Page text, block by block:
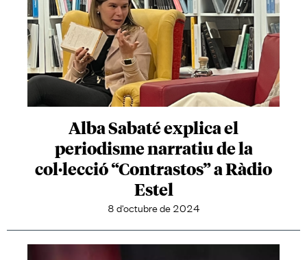
Alba Sabaté explica el
periodisme narratiu de la
col·lecció “Contrastos” a Ràdio
Estel
8 d'octubre de 2024